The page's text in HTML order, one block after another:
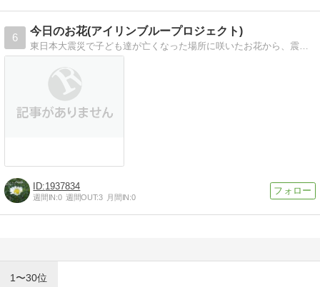
6
今日のお花(アイリンブループロジェクト)
東日本大震災で子ども達が亡くなった場所に咲いたお花から、震災の風化を防ぎ、命の大切さを伝える「アイリンブループロジェクト」。花壇の記録や見聞録等のブログ。
1937834
週間IN:0 週間OUT:3 月間IN:0
1〜30位